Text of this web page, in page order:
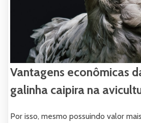
Vantagens econômicas
galinha caipira na
Por isso, mesmo possuindo valor